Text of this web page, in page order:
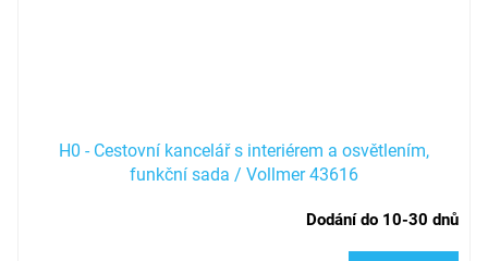
H0 - Cestovní kancelář s interiérem a osvětlením,
funkční sada / Vollmer 43616
Dodání do 10-30 dnů